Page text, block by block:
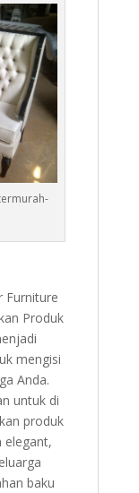
Furniture
Produk
mengisi
Anda.
untuk di
produk
elegant,
baku